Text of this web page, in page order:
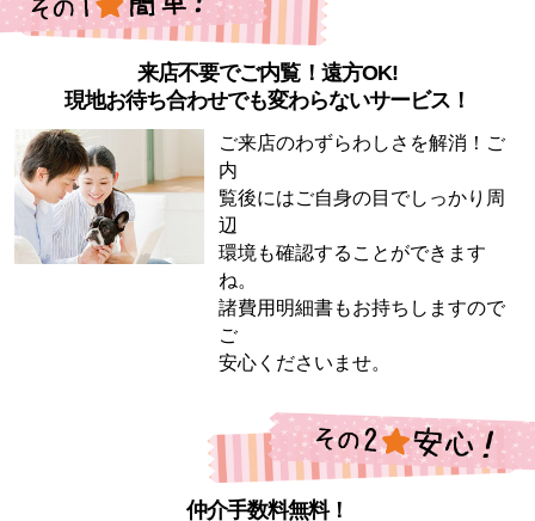
来店不要でご内覧！遠方OK!
現地お待ち合わせでも変わらないサービス！
ご来店のわずらわしさを解消！ご
内
覧後にはご自身の目でしっかり周
辺
環境も確認することができます
ね。
諸費用明細書もお持ちしますので
ご
安心くださいませ。
仲介手数料無料！